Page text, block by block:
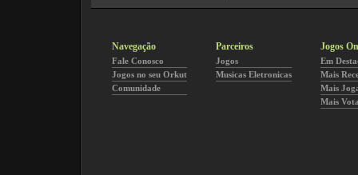
Navegação
Fale Conosco
Jogos no seu Orkut
Comunidade
Parceiros
Jogos
Musicas Eletronicas
Jogos
Em
Mais
Mais
Mais